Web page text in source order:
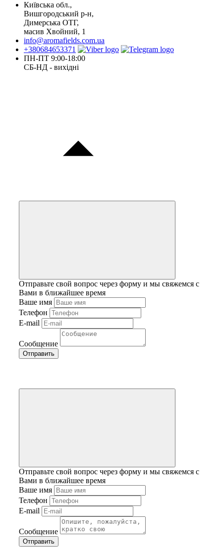
Київська обл.,
Вишгородський р-н,
Димерська ОТГ,
масив Хвойний, 1
info@aromafields.com.ua
+380684653371
ПН-ПТ 9:00-18:00
СБ-НД - вихідні
Отправьте свой вопрос через форму и мы свяжемся с
Вами в ближайшее время
Ваше имя
Телефон
E-mail
Сообщение
Отправьте свой вопрос через форму и мы свяжемся с
Вами в ближайшее время
Ваше имя
Телефон
E-mail
Сообщение